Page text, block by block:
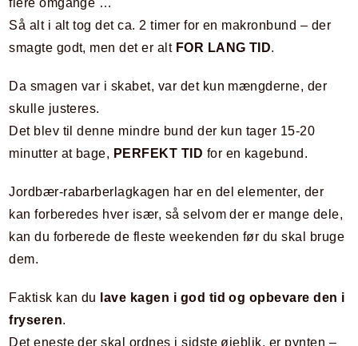
flere omgange …
Så alt i alt tog det ca. 2 timer for en makronbund – der
smagte godt, men det er alt FOR LANG TID.
Da smagen var i skabet, var det kun mængderne, der
skulle justeres.
Det blev til denne mindre bund der kun tager 15-20
minutter at bage, PERFEKT TID for en kagebund.
Jordbær-rabarberlagkagen har en del elementer, der
kan forberedes hver især, så selvom der er mange dele,
kan du forberede de fleste weekenden før du skal bruge
dem.
Faktisk kan du
lave kagen i god tid og opbevare den i
fryseren.
Det eneste der skal ordnes i sidste øjeblik, er pynten –